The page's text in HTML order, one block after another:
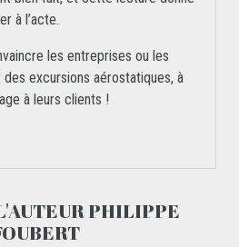
à l’acte.
les entreprises ou les
excursions aérostatiques, à
à leurs clients !
PHILIPPE